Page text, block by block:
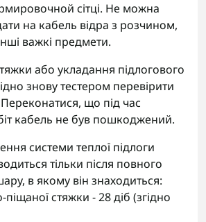
сітці. Не можна
на кабель відра з розчином,
важкі предмети.
або укладання підлогового
знову тестером перевірити
що під час
кабель не був пошкоджений.
системи теплої підлоги
тільки після повного
в якому він знаходиться:
стяжки - 28 діб (згідно